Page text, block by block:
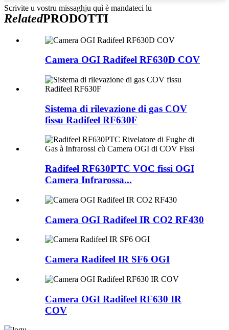
Scrivite u vostru missaghju quì è mandateci lu
RelatedPRODOTTI
Camera OGI Radifeel RF630D COV
Sistema di rilevazione di gas COV
fissu Radifeel RF630F
Radifeel RF630PTC VOC fissi OGI
Camera Infrarossa...
Camera OGI Radifeel IR CO2 RF430
Camera Radifeel IR SF6 OGI
Camera OGI Radifeel RF630 IR
COV